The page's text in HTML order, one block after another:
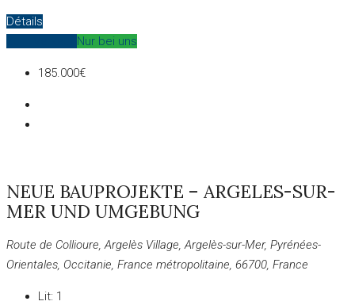
Détails
Nur bei uns
185.000€
NEUE BAUPROJEKTE – ARGELES-SUR-
MER UND UMGEBUNG
Route de Collioure, Argelès Village, Argelès-sur-Mer, Pyrénées-
Orientales, Occitanie, France métropolitaine, 66700, France
Lit: 1